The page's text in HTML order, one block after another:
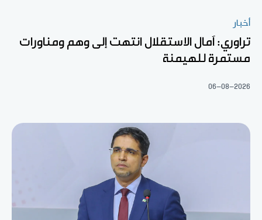
أخبار
تراوري: آمال الاستقلال انتهت إلى وهم ومناورات
مستمرة للهيمنة
06-08-2026